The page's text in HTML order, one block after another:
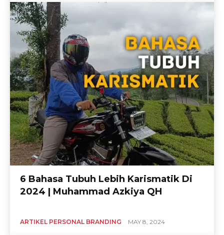
6 Bahasa Tubuh Lebih Karismatik Di
2024 | Muhammad Azkiya QH
ARTIKEL PERSONAL BRANDING MAY 8, 2024